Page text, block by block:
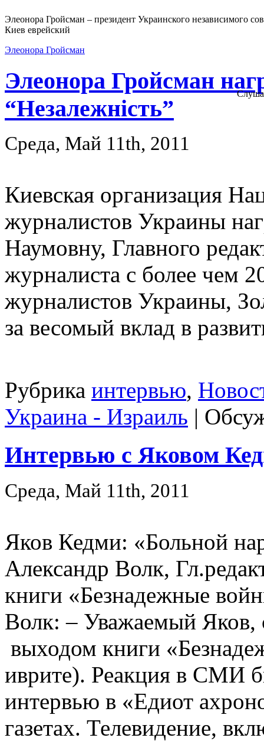
Элеонора Гройсман – президент Украинского независимого
Киев еврейский
Элеонора Гройсман
Элеонора Гройсман
“Незалежність”
Среда, Май 11th, 2011
Киевская организация
журналистов Украины
Наумовну, Главного
журналиста с более чем
журналистов Украины,
за весомый вклад в
Рубрика интервью,
Украина - Израиль |
Интервью с Яковом
Среда, Май 11th, 2011
Яков Кедми: «Больной
Александр Волк,
книги «Безнадежные
Волк: – Уважаемый Яков,
выходом книги
иврите). Реакция в СМИ
интервью в «Едиот
газетах. Телевидение,